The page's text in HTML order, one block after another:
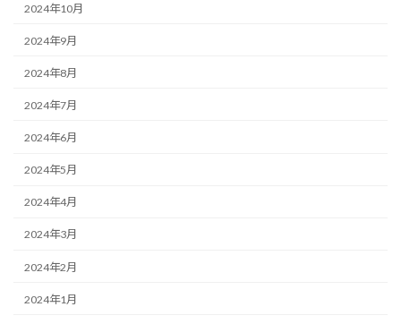
2024年10月
2024年9月
2024年8月
2024年7月
2024年6月
2024年5月
2024年4月
2024年3月
2024年2月
2024年1月